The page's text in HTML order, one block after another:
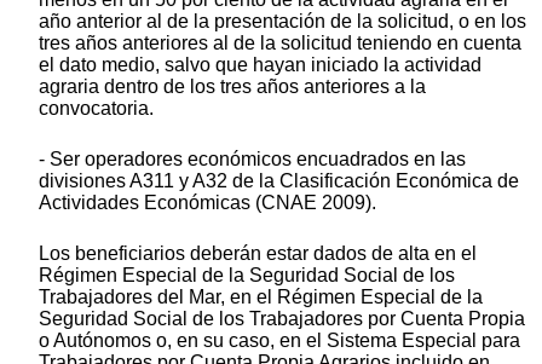
año anterior al de la presentación de la solicitud, o en los
tres años anteriores al de la solicitud teniendo en cuenta
el dato medio, salvo que hayan iniciado la actividad
agraria dentro de los tres años anteriores a la
convocatoria.
- Ser operadores económicos encuadrados en las
divisiones A311 y A32 de la Clasificación Económica de
Actividades Económicas (CNAE 2009).
Los beneficiarios deberán estar dados de alta en el
Régimen Especial de la Seguridad Social de los
Trabajadores del Mar, en el Régimen Especial de la
Seguridad Social de los Trabajadores por Cuenta Propia
o Autónomos o, en su caso, en el Sistema Especial para